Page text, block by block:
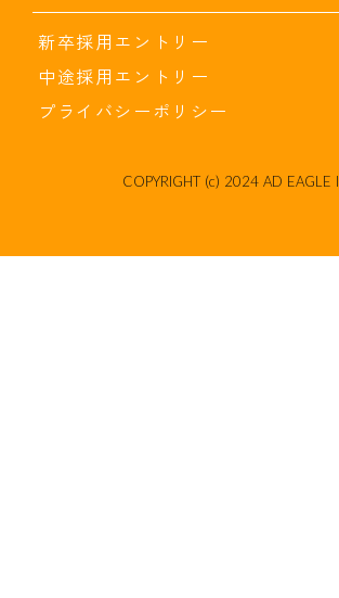
新卒採用エントリー
中途採用エントリー
プライバシーポリシー
COPYRIGHT (c) 2024 AD EAGLE